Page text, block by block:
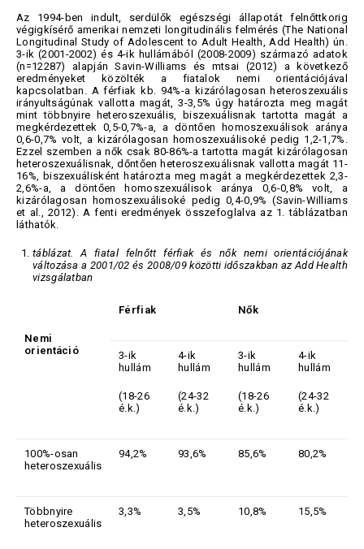
Az 1994-ben indult, serdülők egészségi állapotát felnőttkorig
végigkísérő amerikai nemzeti longitudinális felmérés (The National
Longitudinal Study of Adolescent to Adult Health, Add Health) ún.
3-ik (2001-2002) és 4-ik hullámából (2008-2009) származó adatok
(n=12287) alapján Savin-Williams és mtsai (2012) a következő
eredményeket közölték a fiatalok nemi orientációjával
kapcsolatban. A férfiak kb. 94%-a kizárólagosan heteroszexuális
irányultságúnak vallotta magát, 3-3,5% úgy határozta meg magát
mint többnyire heteroszexuális, biszexuálisnak tartotta magát a
megkérdezettek 0,5-0,7%-a, a döntően homoszexuálisok aránya
0,6-0,7% volt, a kizárólagosan homoszexuálisoké pedig 1,2-1,7%.
Ezzel szemben a nők csak 80-86%-a tartotta magát kizárólagosan
heteroszexuálisnak, dőntően heteroszexuálisnak vallotta magát 11-
16%, biszexuálisként határozta meg magát a megkérdezettek 2,3-
2,6%-a, a döntően homoszexuálisok aránya 0,6-0,8% volt, a
kizárólagosan homoszexuálisoké pedig 0,4-0,9% (Savin-Williams
et al., 2012). A fenti eredmények összefoglalva az 1. táblázatban
láthatók.
táblázat. A fiatal felnőtt férfiak és nők nemi orientációjának
változása a 2001/02 és 2008/09 közötti időszakban az Add Health
vizsgálatban
Nemi
orientáció
Férfiak Nők
3-ik
hullám
(18-26
é.k.)
4-ik
hullám
(24-32
é.k.)
3-ik
hullám
(18-26
é.k.)
4-ik
hullám
(24-32
é.k.)
100%-osan
heteroszexuális
94,2% 93,6% 85,6% 80,2%
Többnyire
heteroszexuális
3,3% 3,5% 10,8% 15,5%